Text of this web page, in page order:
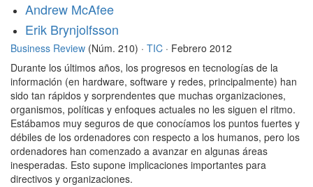
Andrew McAfee
Erik Brynjolfsson
Business Review (Núm. 210) · TIC · Febrero 2012
Durante los últimos años, los progresos en tecnologías de la
información (en hardware, software y redes, principalmente) han
sido tan rápidos y sorprendentes que muchas organizaciones,
organismos, políticas y enfoques actuales no les siguen el ritmo.
Estábamos muy seguros de que conocíamos los puntos fuertes y
débiles de los ordenadores con respecto a los humanos, pero los
ordenadores han comenzado a avanzar en algunas áreas
inesperadas. Esto supone implicaciones importantes para
directivos y organizaciones.